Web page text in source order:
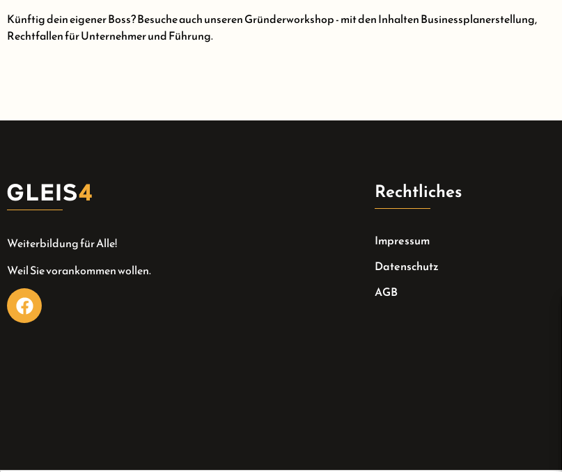
Künftig dein eigener Boss? Besuche auch unseren Gründerworkshop - mit den Inhalten Businessplanerstellung,
Rechtfallen für Unternehmer und Führung.
Weiterbildung für Alle!
Weil Sie vorankommen wollen.
Rechtliches
Impressum
Datenschutz
AGB